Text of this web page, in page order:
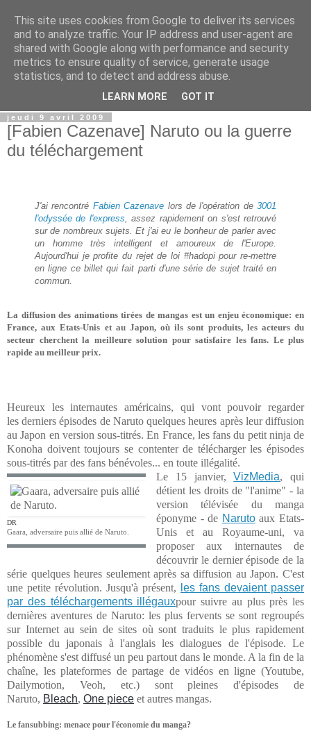
Le site de la blugture
"Il faut avoir le courage d'être heureux" et de le partager
avec d'autres.
jeudi 9 avril 2009
[Fabien Cazenave] Naruto ou la guerre
du téléchargement
J'ai rencontré Fabien Cazenave lors de l'opération de 3001
l'odyssée de l'express , assez rapidement on s'est retrouvé
sur de nombreux sujets. Et j'ai eu le bonheur de parler avec
un homme très intelligent et amoureux de l'Europe.
Aujourd'hui je profite du rejet de loi #hadopi pour re-mettre
en ligne ce billet qui fait parti d'une série de sujet traité en
commun.
La diffusion des animations tirées de mangas est un enjeu économique: en
France, aux Etats-Unis et au Japon, où ils sont produits, les acteurs du
secteur cherchent la meilleure solution pour satisfaire les fans. Le plus
rapide au meilleur prix.
Heureux les internautes américains, qui vont pouvoir regarder
les derniers épisodes de Naruto quelques heures après leur diffusion
au Japon en version sous-titrés. En France, les fans du petit ninja de
Konoha doivent toujours se contenter de télécharger les épisodes
sous-titrés par des fans bénévoles... en toute illégalité.
DR
Gaara, adversaire puis allié de Naruto.
Le 15 janvier,VizMedia, qui
détient les droits de "l'anime" - la
version télévisée du manga
éponyme - de Narutoaux Etats-
Unis et au Royaume-uni, va
proposer aux internautes de
découvrir le dernier épisode de la
série quelques heures seulement après sa diffusion au Japon. C'est
une petite révolution. Jusqu'à présent,
les fans devaient passer
par des téléchargements illégauxpour suivre au plus près les
dernières aventures de Naruto: les plus fervents se sont regroupés
sur Internet au sein de sites où sont traduits le plus rapidement
possible du japonais à l'anglais les dialogues de l'épisode. Le
phénomène s'est diffusé un peu partout dans le monde. A la fin de la
chaîne, les plateformes de partage de vidéos en ligne (Youtube,
Dailymotion, Veoh, etc.) sont pleines d'épisodes de
Naruto, Bleach, One piece et autres mangas.
Le fansubbing: menace pour l'économie du manga?
This site uses cookies from Google to deliver its services
and to analyze traffic. Your IP address and user-agent are
shared with Google along with performance and security
metrics to ensure quality of service, generate usage
statistics, and to detect and address abuse.
LEARN MORE GOT IT